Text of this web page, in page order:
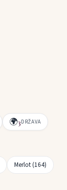
🌍3DRŽAVA
Merlot (164)